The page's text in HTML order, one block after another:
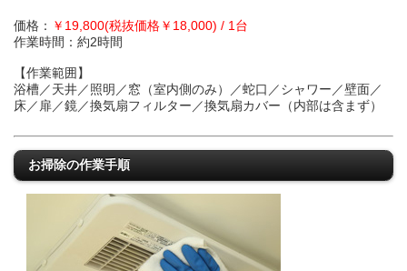
価格： ￥19,800(税抜価格￥18,000) / 1台
作業時間：約2時間
【作業範囲】
浴槽／天井／照明／窓（室内側のみ）／蛇口／シャワー／壁面／
床／扉／鏡／換気扇フィルター／換気扇カバー（内部は含まず）
お掃除の作業手順